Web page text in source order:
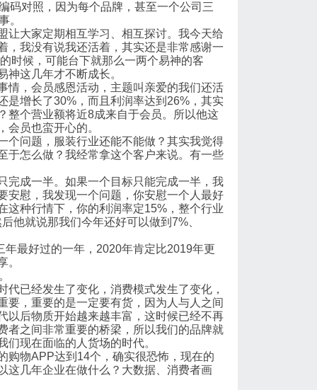
码对照，因为每个品牌，甚至一个公司三
。
让大家定期相互学习、相互探讨。我今天给
，我没有说我还活着，其实还是非常感谢一
时候，可能台下就那么一两个易神的客
这几年才不断成长。
情，会员感恩活动，主题叫亲爱的我们还活
是增长了30%，而且利润率达到26%，其实
整个营业额将近8成来自于会员。所以他这
员也蛮开心的。
个问题，服装行业还能不能做？其实我觉得
于怎么做？我经常拿这个客户来说。有一些
完成一半。如果一个目标只能完成一半，我
安慰，我发现一个问题，你安慰一个人最好
这种行情下，你的利润率定15%，整个行业
他就说那我们今年还好可以做到7%、
最好过的一年，2020年肯定比2019年更
。
已经发生了变化，消费模式发生了变化，
要，重要的是一定要有货，因为人与人之间
以后物质开始越来越丰富，这时候已经不再
者之间非常重要的桥梁，所以我们的品牌就
现在面临的人货场的时代。
购物APP达到14个，确实很恐怖，现在的
这几年企业在做什么？大数据、消费者画